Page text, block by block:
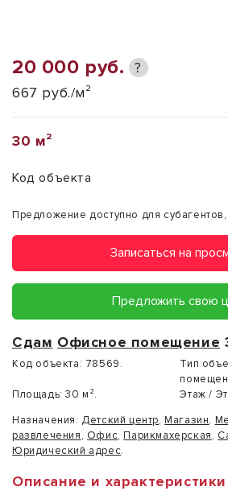
20 000 руб. ?
667 руб./м²
30 м²
Код объекта
Предложение доступно для субагентов,
Записаться на
Предложить свою
Сдам Офисное помещение
Код объекта: 78569. Тип
Площадь: 30 м². Этаж /
Назначения: Детский центр, Магазин,
развлечения, Офис, Парикмахерская,
Юридический адрес.
Описание и характеристики